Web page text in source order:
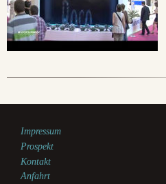
Impressum
Prospekt
Kontakt
Anfahrt